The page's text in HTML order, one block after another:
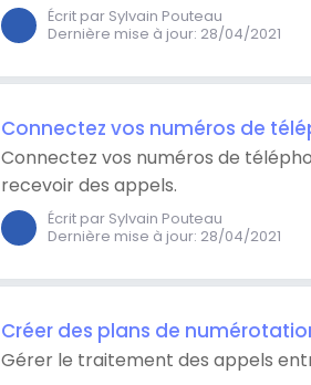
Écrit par Sylvain Pouteau
Dernière mise à jour: 28/04/2021
Connectez vos numéros de
Connectez vos numéros de
recevoir des appels.
Écrit par Sylvain Pouteau
Dernière mise à jour: 28/04/2021
Créer des plans de
Gérer le traitement des appels